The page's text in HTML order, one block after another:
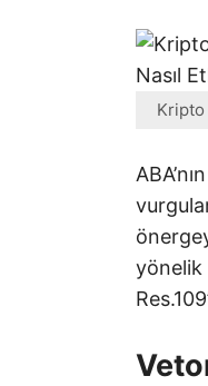
Kripto
yönelik